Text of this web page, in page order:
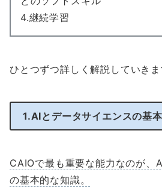
4.継続学習
ひとつずつ詳しく解説していきま
1.AIとデータサイエンスの基
CAIOで最も重要な能力なのが、
の基本的な知識。